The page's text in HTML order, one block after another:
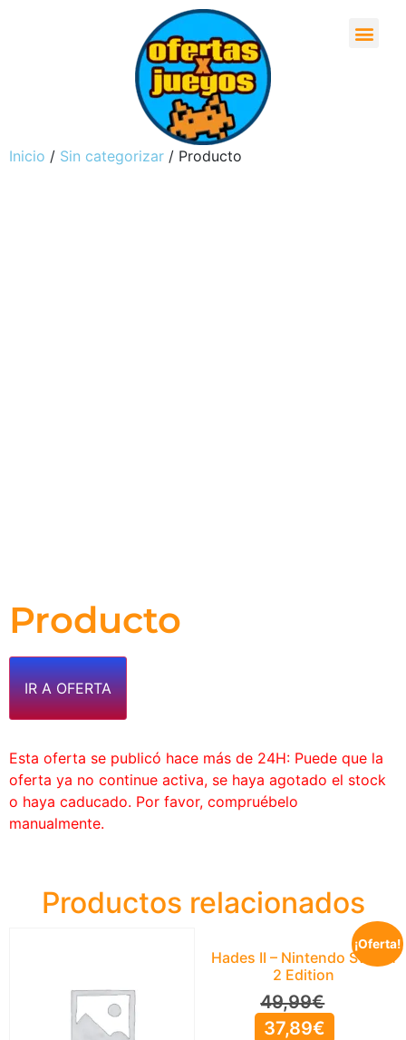
Inicio / Sin categorizar / Producto
Producto
IR A OFERTA
Esta oferta se publicó hace más de 24H: Puede que la
oferta ya no continue activa, se haya agotado el stock
o haya caducado. Por favor, compruébelo
manualmente.
Productos relacionados
¡Oferta!
Hades II – Nintendo Switch
2 Edition
49,99€
37,89€